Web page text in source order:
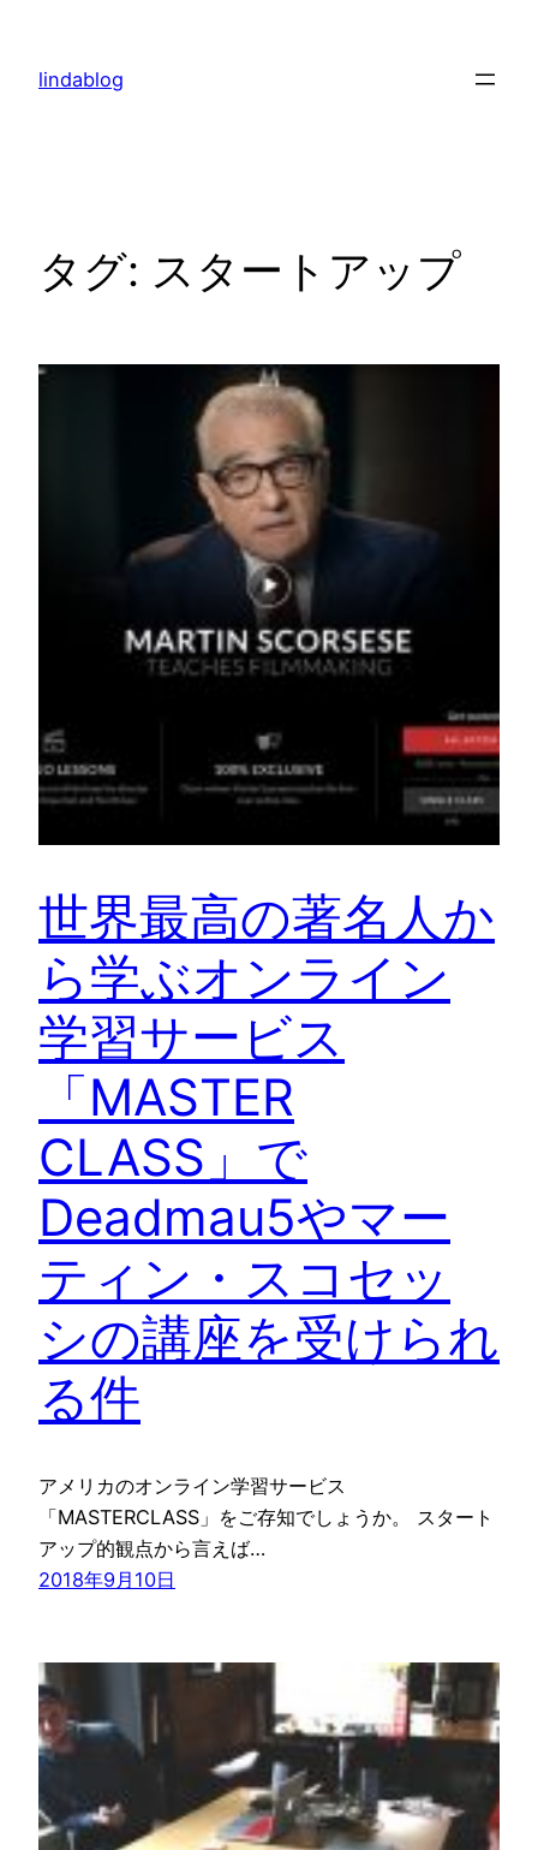
lindablog
タグ: スタートアップ
世界最高の著名人か
ら学ぶオンライン
学習サービス
「MASTER
CLASS」で
Deadmau5やマー
ティン・スコセッ
シの講座を受けられ
る件
アメリカのオンライン学習サービス
「MASTERCLASS」をご存知でしょうか。 スタート
アップ的観点から言えば…
2018年9月10日